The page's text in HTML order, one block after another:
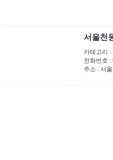
서울천
카테고리 :
전화번호
주소 : 서